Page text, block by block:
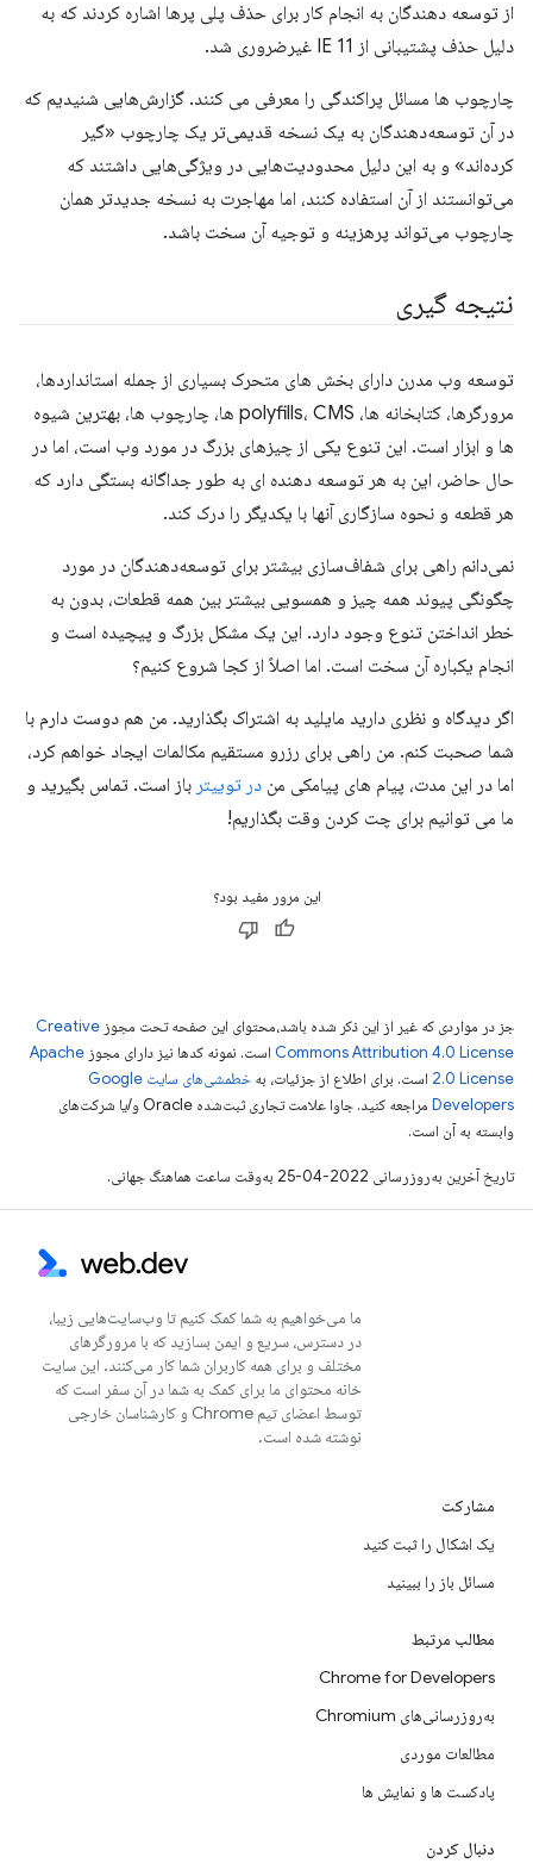
از توسعه دهندگان به انجام کار برای حذف پلی پرها اشاره کردند که به
دلیل حذف پشتیبانی از IE 11 غیرضروری شد.
چارچوب ها مسائل پراکندگی را معرفی می کنند. گزارش‌هایی شنیدیم که
در آن توسعه‌دهندگان به یک نسخه قدیمی‌تر یک چارچوب «گیر
کرده‌اند» و به این دلیل محدودیت‌هایی در ویژگی‌هایی داشتند که
می‌توانستند از آن استفاده کنند، اما مهاجرت به نسخه جدیدتر همان
چارچوب می‌تواند پرهزینه و توجیه آن سخت باشد.
نتیجه گیری
توسعه وب مدرن دارای بخش های متحرک بسیاری از جمله استانداردها،
مرورگرها، کتابخانه ها، polyfills، CMS ها، چارچوب ها، بهترین شیوه
ها و ابزار است. این تنوع یکی از چیزهای بزرگ در مورد وب است، اما در
حال حاضر، این به هر توسعه دهنده ای به طور جداگانه بستگی دارد که
هر قطعه و نحوه سازگاری آنها با یکدیگر را درک کند.
نمی‌دانم راهی برای شفاف‌سازی بیشتر برای توسعه‌دهندگان در مورد
چگونگی پیوند همه چیز و همسویی بیشتر بین همه قطعات، بدون به
خطر انداختن تنوع وجود دارد. این یک مشکل بزرگ و پیچیده است و
انجام یکباره آن سخت است. اما اصلاً از کجا شروع کنیم؟
اگر دیدگاه و نظری دارید مایلید به اشتراک بگذارید. من هم دوست دارم با
شما صحبت کنم. من راهی برای رزرو مستقیم مکالمات ایجاد خواهم کرد،
اما در این مدت، پیام های پیامکی من در توییتر باز است. تماس بگیرید و
ما می توانیم برای چت کردن وقت بگذاریم!
این مرور مفید بود؟
جز در مواردی که غیر از این ذکر شده باشد،‌محتوای این صفحه تحت مجوز Creative
Commons Attribution 4.0 License است. نمونه کدها نیز دارای مجوز Apache
2.0 License است. برای اطلاع از جزئیات، به
خطمشی‌های سایت Google
Developers‏
مراجعه کنید. جاوا علامت تجاری ثبت‌شده Oracle و/یا شرکت‌های
وابسته به آن است.
تاریخ آخرین به‌روزرسانی 2022-04-25 به‌وقت ساعت هماهنگ جهانی.
ما می‌خواهیم به شما کمک کنیم تا وب‌سایت‌هایی زیبا،
در دسترس، سریع و ایمن بسازید که با مرورگرهای
مختلف و برای همه کاربران شما کار می‌کنند. این سایت
خانه محتوای ما برای کمک به شما در آن سفر است که
توسط اعضای تیم Chrome و کارشناسان خارجی
نوشته شده است.
مشارکت
یک اشکال را ثبت کنید
مسائل باز را ببینید
مطالب مرتبط
Chrome for Developers
به‌روزرسانی‌های Chromium
مطالعات موردی
پادکست ها و نمایش ها
دنبال کردن